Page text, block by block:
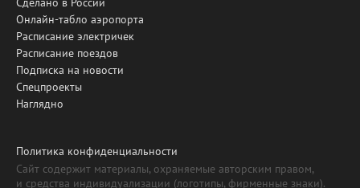
Онлайн-табло аэропорта
Расписание электричек
Расписание поездов
Подписка на новости
Спецпроекты
Наглядно
Политика конфиденциальности
Сайт содержит материалы, охраняемые авторским правом,
и средства индивидуализации (логотипы, фирменные знаки).